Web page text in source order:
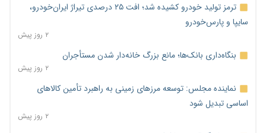
ترمز تولید خودرو کشیده شد؛ افت ۲۵ درصدی تیراژ ایران‌خودرو،
سایپا و پارس‌خودرو
۲ روز پیش
بنگاه‌داری بانک‌ها؛ مانع بزرگ خانه‌دار شدن مستأجران
۲ روز پیش
نماینده مجلس: توسعه مرزهای زمینی به راهبرد تأمین کالاهای
اساسی تبدیل شود
۲ روز پیش